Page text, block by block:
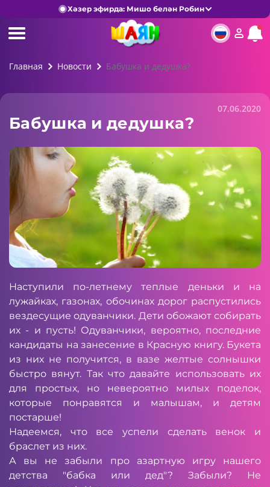
Хәзер эфирда: Мишо белән Робин
Главная Новости Бабушка и дедушка?
07.06.2020
Бабушка и дедушка?
Наступили по-летнему теплые деньки и на
лужайках, газонах, обочинах дорог распустились
вездесущие одуванчики. Дети обожают собирать
их - и пусть! Одуванчики, вероятно, последние
кандидаты на занесение в Красную книгу. Букета
из них не получится, в вазе желтые солнышки
быстро вянут. Так что давайте использовать их
для простых, но невероятно милых поделок,
которые понравятся и малышам, и детям
постарше!
Надеемся, что все успели сделать венок и
браслет из них.
А вы не забыли про азартную игру нашего
детства "бабка или дед"? Забыли? Не